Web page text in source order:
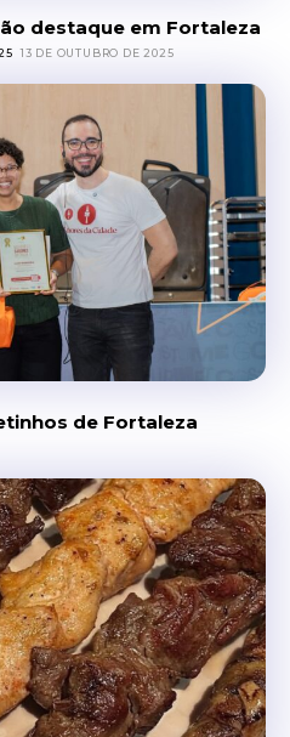
destaque em Fortaleza
13 DE OUTUBRO DE 2025
de Fortaleza